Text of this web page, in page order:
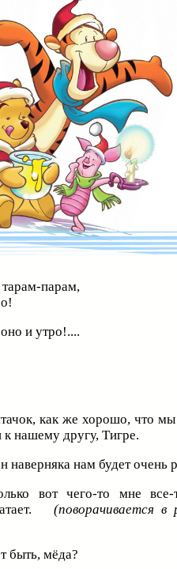
парам,
и утро!....
как же хорошо, что мы
к нашему другу, Тигре.
наверняка нам будет очень
вот чего-то мне
(поворачивается в
быть, мёда?